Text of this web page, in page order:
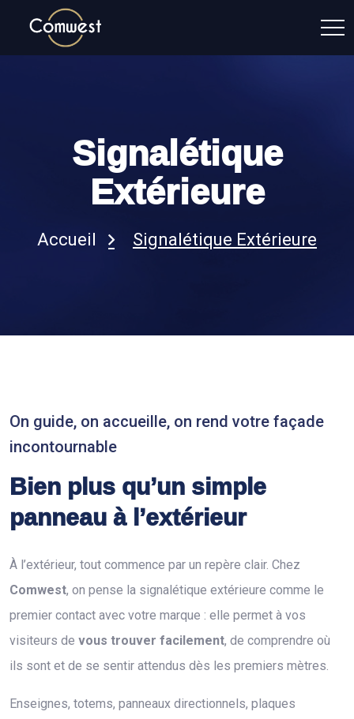
Signalétique
Extérieure
Accueil Signalétique Extérieure
On guide, on accueille, on rend votre façade
incontournable
Bien plus qu’un simple
panneau à l’extérieur
À l’extérieur, tout commence par un repère clair. Chez
Comwest, on pense la signalétique extérieure comme le
premier contact avec votre marque : elle permet à vos
visiteurs de vous trouver facilement, de comprendre où
ils sont et de se sentir attendus dès les premiers mètres.
Enseignes, totems, panneaux directionnels, plaques